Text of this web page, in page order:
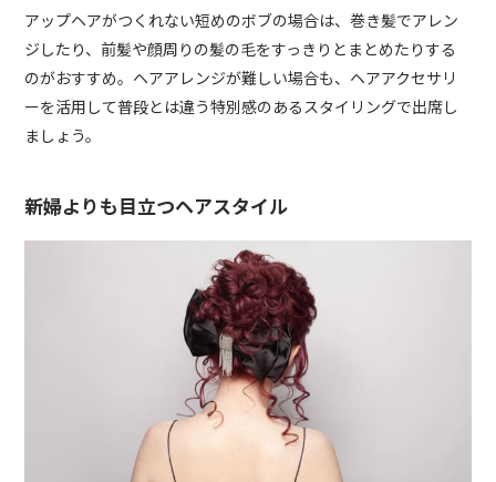
アップヘアがつくれない短めのボブの場合は、巻き髪でアレン
ジしたり、前髪や顔周りの髪の毛をすっきりとまとめたりする
のがおすすめ。ヘアアレンジが難しい場合も、ヘアアクセサリ
ーを活用して普段とは違う特別感のあるスタイリングで出席し
ましょう。
新婦よりも目立つヘアスタイル